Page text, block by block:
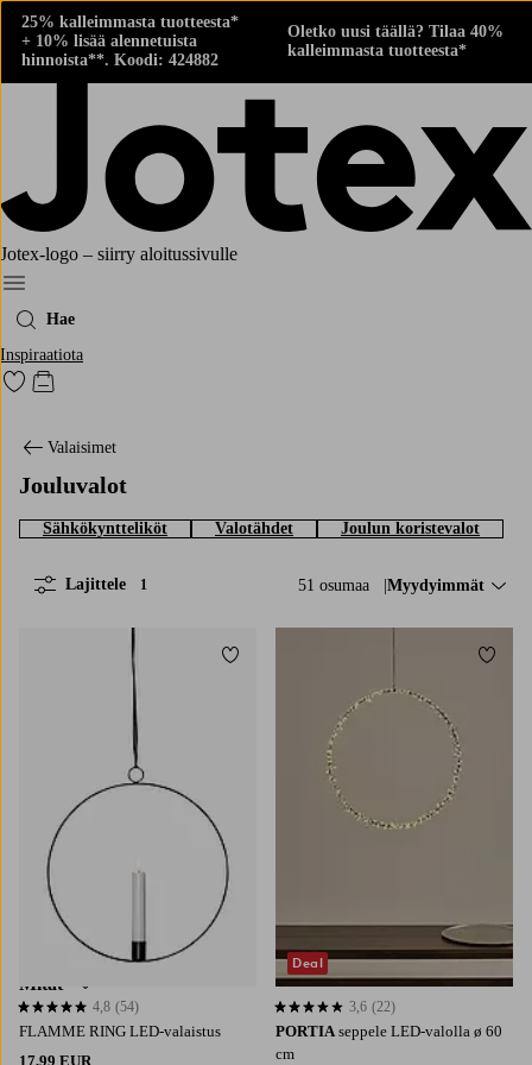
25% kalleimmasta tuotteesta*
+ 10% lisää alennetuista
hinnoista**. Koodi: 424882
Oletko uusi täällä? Tilaa 40%
kalleimmasta tuotteesta*
Jotex-logo – siirry aloitussivulle
Menu
Hae
Inspiraatiota
Siirry merkittyihin suosikkituotteisiin
Siirry ostoskoriin
Valaisimet
Jouluvalot
Sähkökyntteliköt Valotähdet Joulun koristevalot
51 osumaa Lajittele:
Myydyimmät
Lajittele 1
Materiaali
Muoto
Mitat
FLAMME RING LED-valaistus
17,99 EUR
4,8 perustuen 54 arvosanaan
4,8 (54)
Lisää suosikkeihin
PORTIA seppele LED-valolla ø 60
cm
3,6 perustuen 22 arvosanaan
3,6 (22)
Deal
Lisää